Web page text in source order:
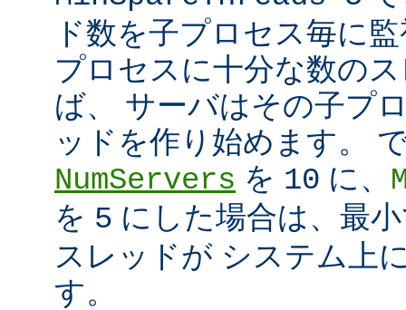
ド数を子プロセス毎に
プロセスに十分な数の
ば、 サーバはその子プ
ッドを作り始めます。
NumServers を 10 に、
を 5 にした場合は、最
スレッドが システム上
す。